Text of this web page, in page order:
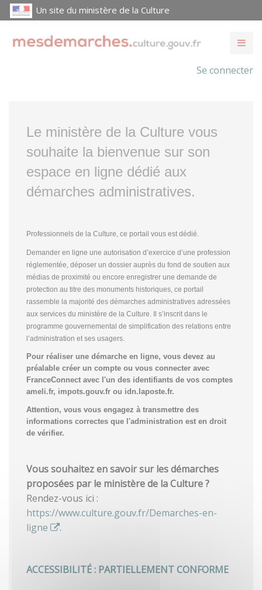
Un site du ministère de la Culture
Se connecter
Le ministère de la Culture vous
souhaite la bienvenue sur son
espace en ligne dédié aux
démarches administratives.
Professionnels de la Culture, ce portail vous est dédié.
Demander en ligne une autorisation d’exercice d’une profession
réglementée, déposer un dossier auprès du fond de soutien aux
médias de proximité ou encore enregistrer une demande de
protection au titre des monuments historiques, ce portail
rassemble la majorité des démarches administratives adressées
aux services du ministère de la Culture. Il s’inscrit dans le
programme gouvernemental de simplification des relations entre
l’administration et ses usagers.
Pour réaliser une démarche en ligne, vous devez au
préalable créer un compte ou vous connecter avec
FranceConnect avec l'un des identifiants de vos comptes
ameli.fr, impots.gouv.fr ou idn.laposte.fr.
Attention, vous vous engagez à transmettre des
informations correctes que l'administration est en droit
de vérifier.
Vous souhaitez en savoir sur les démarches
proposées par le ministère de la Culture ?
Rendez-vous ici :
https://www.culture.gouv.fr/Demarches-en-
ligne
.
ACCESSIBILITÉ : PARTIELLEMENT CONFORME